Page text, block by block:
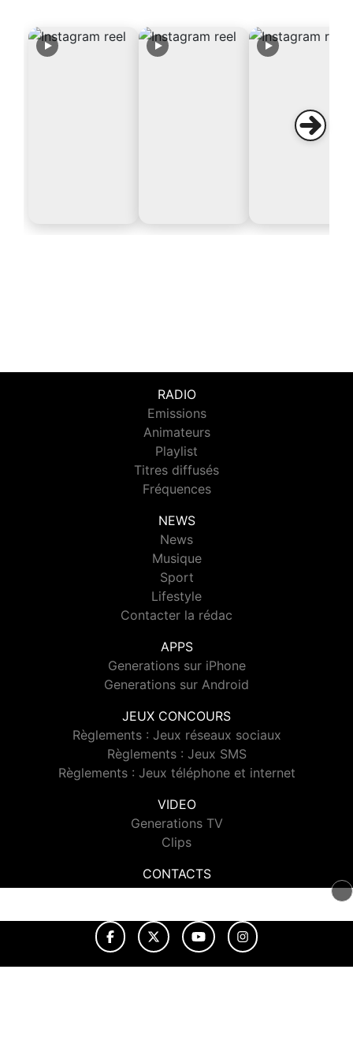
RADIO
Emissions
Animateurs
Playlist
Titres diffusés
Fréquences
NEWS
News
Musique
Sport
Lifestyle
Contacter la rédac
APPS
Generations sur iPhone
Generations sur Android
JEUX CONCOURS
Règlements : Jeux réseaux sociaux
Règlements : Jeux SMS
Règlements : Jeux téléphone et internet
VIDEO
Generations TV
Clips
CONTACTS
Contacter Generations